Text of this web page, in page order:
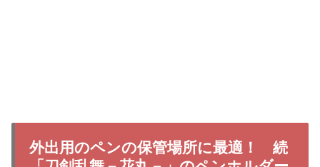
外出用のペンの保管場所に最適！ 続